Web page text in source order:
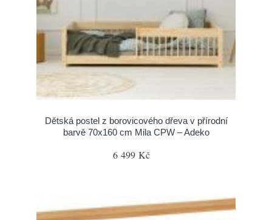
Dětská postel z borovicového dřeva v přírodní
barvě 70x160 cm Mila CPW – Adeko
6 499 Kč